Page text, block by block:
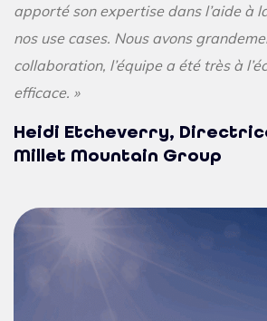
apporté son expertise dans l’aide à
nos use cases. Nous avons
collaboration, l’équipe a été très à
efficace. »
Heidi Etcheverry,
Millet Mountain Group